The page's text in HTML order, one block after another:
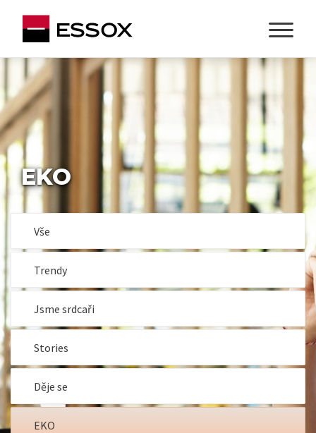
EKO
Vše
Trendy
Jsme srdcaři
Stories
Děje se
EKO